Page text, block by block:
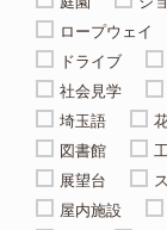
ロープウェイ
ドライブ
社会見学
埼玉語
図書館
展望台
屋内施設